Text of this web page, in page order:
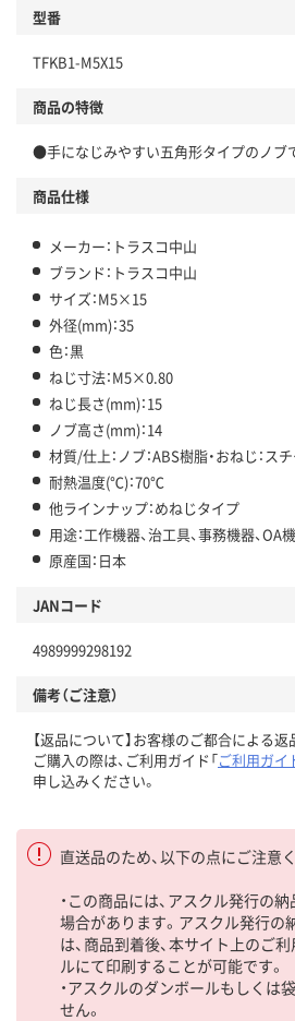
型番
TFKB1-M5X15
商品の特徴
●手になじみやすい五角形タイプのノブ
商品仕様
メーカー：トラスコ中山
ブランド：トラスコ中山
サイズ：M5×15
外径(mm)：35
色：黒
ねじ寸法：M5×0.80
ねじ長さ(mm)：15
ノブ高さ(mm)：14
材質/仕上：ノブ：ABS樹脂・おねじ：
耐熱温度(℃)：70℃
他ラインナップ：めねじタイプ
用途：工作機器、治工具、事務機器、OA
原産国：日本
JANコード
4989999298192
備考（ご注意）
【返品について】お客様のご都合による
ご購入の際は、ご利用ガイド「ご利用ガイ
申し込みください。
直送品のため、以下の点にご注意
・この商品には、アスクル発行の
場合があります。アスクル発行の
は、商品到着後、本サイト上のご
ルにて印刷することが可能です。
・アスクルのダンボールもしくは
せん。